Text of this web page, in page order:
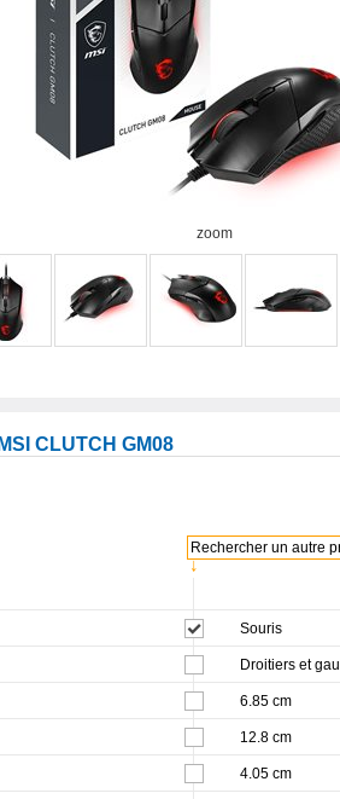
zoom
MSI CLUTCH GM08
↓
Rechercher un autre
Souris
Droitiers et
6.85 cm
12.8 cm
4.05 cm